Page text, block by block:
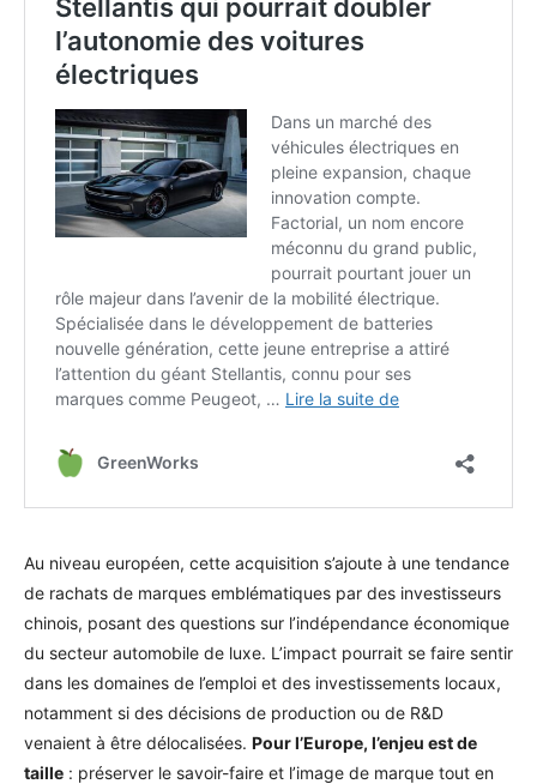
Au niveau européen, cette acquisition s’ajoute à une tendance
de rachats de marques emblématiques par des investisseurs
chinois, posant des questions sur l’indépendance économique
du secteur automobile de luxe. L’impact pourrait se faire sentir
dans les domaines de l’emploi et des investissements locaux,
notamment si des décisions de production ou de R&D
venaient à être délocalisées. Pour l’Europe, l’enjeu est de
taille : préserver le savoir-faire et l’image de marque tout en